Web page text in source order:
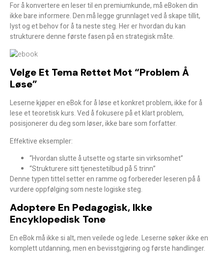
For å konvertere en leser til en premiumkunde, må eBoken din
ikke bare informere. Den målegge grunnlagetved å skape tillit,
lyst og et behov for å ta neste steg. Her er hvordan du kan
strukturere denne første fasen på en strategisk måte.
Velge Et Tema Rettet Mot “problem Å
Løse”
Leserne kjøper en eBok for å løse et konkret problem, ikke for å
lese et teoretisk kurs. Ved å fokusere på et klart problem,
posisjonerer du deg somløser, ikke bare som forfatter.
Effektive eksempler:
“Hvordan slutte å utsette og starte sin virksomhet”
“Strukturere sitt tjenestetilbud på 5 trinn”
Denne typen tittel setter en ramme og forbereder leseren påå
vurdere oppfølgingsom neste logiske steg.
Adoptere En Pedagogisk, Ikke
Encyklopedisk Tone
En eBok må ikke si alt, menveilede og lede. Leserne søker ikke en
komplett utdanning, men enbevisstgjøringog første handlinger.